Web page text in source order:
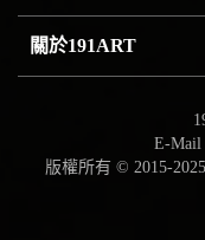
關於191ART
E-Mail
版權所有 © 2015-